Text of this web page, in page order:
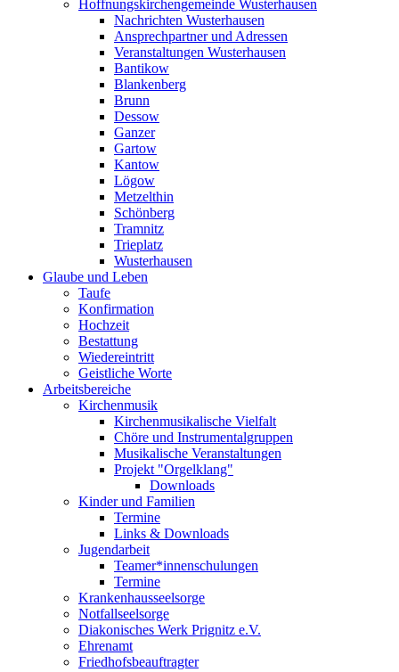
Hoffnungskirchengemeinde Wusterhausen
Nachrichten Wusterhausen
Ansprechpartner und Adressen
Veranstaltungen Wusterhausen
Bantikow
Blankenberg
Brunn
Dessow
Ganzer
Gartow
Kantow
Lögow
Metzelthin
Schönberg
Tramnitz
Trieplatz
Wusterhausen
Glaube und Leben
Taufe
Konfirmation
Hochzeit
Bestattung
Wiedereintritt
Geistliche Worte
Arbeitsbereiche
Kirchenmusik
Kirchenmusikalische Vielfalt
Chöre und Instrumentalgruppen
Musikalische Veranstaltungen
Projekt "Orgelklang"
Downloads
Kinder und Familien
Termine
Links & Downloads
Jugendarbeit
Teamer*innenschulungen
Termine
Krankenhausseelsorge
Notfallseelsorge
Diakonisches Werk Prignitz e.V.
Ehrenamt
Friedhofsbeauftragter